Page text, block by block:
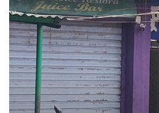
v
i
g
a
t
i